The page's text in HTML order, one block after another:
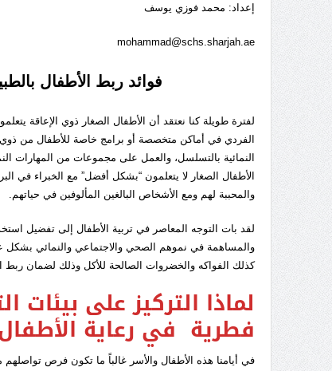
إعداد: محمد فوزي يوسف
mohammad@schs.sharjah.ae
فوائد ربط الأطفال
لفترة طويلة كنا نعتقد أن الأطفال الصغار ذوي الإعاقة
الفردي في أماكن متخصصة أو برامج خاصة للأطفال من ذوي
النمائية بالتسلسل، والعمل على مجموعات من المهارات
الأطفال الصغار لا يتعلمون “بشكل أفضل” مع الخبراء في
والمحببة لهم ومع الأشخاص البالغين المألوفين في حياتهم.
لقد بات التوجه المعاصر في تربية الأطفال إلى تفضيل
والمساهمة في نموهم الصحي والاجتماعي والنمائي بشكل
كذلك الفواكه والخضروات الصالحة للأكل وذلك لضمان ربط
لماذا التركيز على
فطرية في رعاية
في أيامنا هذه الأطفال والأسر غالباً ما تكون فرص